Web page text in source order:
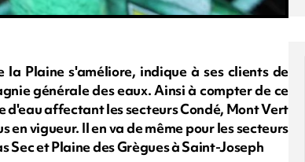
Plaine s'améliore, indique à ses clients de
générale des eaux. Ainsi à compter de ce
d'eau affectant les secteurs Condé, Mont Vert
en vigueur. Il en va de même pour les secteurs
Sec et Plaine des Grègues à Saint-Joseph